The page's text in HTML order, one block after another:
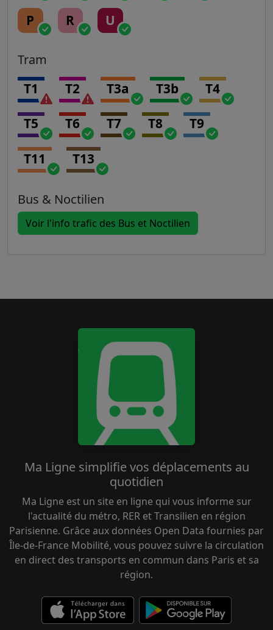
P R U
Tram
T1 T2 T3a T3b T4
T5 T6 T7 T8 T9
T11 T13
Bus & Noctilien
Voir l'info trafic des Bus et Noctilien
Ma Ligne simplifie vos déplacements au
quotidien
Ma Ligne est un site en ligne qui vous informe sur
l'actualité du métro, RER et Transilien en région
Parisienne. Grâce aux données Open Data fournies par
Île-de-France Mobilité, vous pouvez suivre la circulation
en direct des transports en commun dans Paris et sa
région.